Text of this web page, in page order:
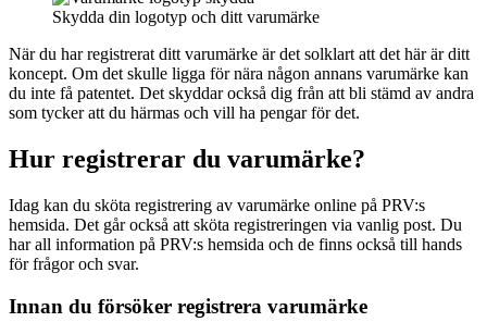
Skydda din logotyp och ditt varumärke
När du har registrerat ditt varumärke är det solklart att det här är ditt
koncept. Om det skulle ligga för nära någon annans varumärke kan
du inte få patentet. Det skyddar också dig från att bli stämd av andra
som tycker att du härmas och vill ha pengar för det.
Hur registrerar du varumärke?
Idag kan du sköta registrering av varumärke online på PRV:s
hemsida. Det går också att sköta registreringen via vanlig post. Du
har all information på PRV:s hemsida och de finns också till hands
för frågor och svar.
Innan du försöker registrera varumärke